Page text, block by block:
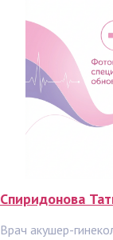
Спиридонова
Врач акушер-